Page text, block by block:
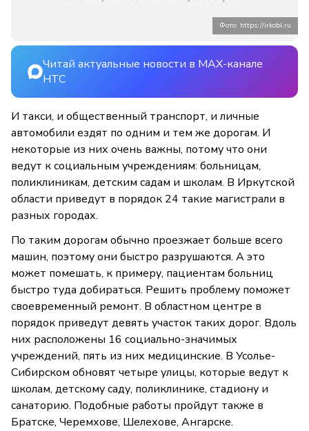
Фото: https://irkobl.ru
Читай актуальные новости в MAX-канале
НТС
И такси, и общественный транспорт, и личные
автомобили ездят по одним и тем же дорогам. И
некоторые из них очень важны, потому что они
ведут к социальным учреждениям: больницам,
поликлиникам, детским садам и школам. В Иркутской
области приведут в порядок 24 такие магистрали в
разных городах.
По таким дорогам обычно проезжает больше всего
машин, поэтому они быстро разрушаются. А это
может помешать, к примеру, пациентам больниц
быстро туда добираться. Решить проблему поможет
своевременный ремонт. В областном центре в
порядок приведут девять участок таких дорог. Вдоль
них расположены 16 социально-значимых
учреждений, пять из них медицинские. В Усолье-
Сибирском обновят четыре улицы, которые ведут к
школам, детскому саду, поликлинике, стадиону и
санаторию. Подобные работы пройдут также в
Братске, Черемхове, Шелехове, Ангарске.